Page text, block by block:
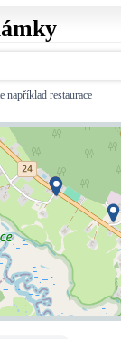
například restaurace